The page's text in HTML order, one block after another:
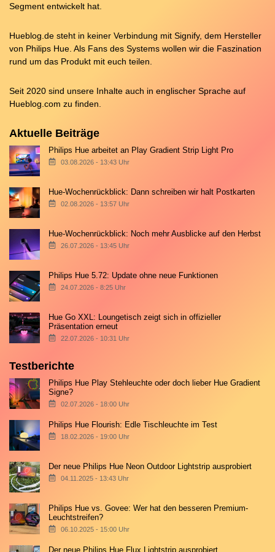
Segment entwickelt hat.
Hueblog.de steht in keiner Verbindung mit Signify, dem Hersteller
von Philips Hue. Als Fans des Systems wollen wir die Faszination
rund um das Produkt mit euch teilen.
Seit 2020 sind unsere Inhalte auch in englischer Sprache auf
Hueblog.com zu finden.
Aktuelle Beiträge
Philips Hue arbeitet an Play Gradient Strip Light Pro
03.08.2026 - 13:43 Uhr
Hue-Wochenrückblick: Dann schreiben wir halt Postkarten
02.08.2026 - 13:57 Uhr
Hue-Wochenrückblick: Noch mehr Ausblicke auf den Herbst
26.07.2026 - 13:45 Uhr
Philips Hue 5.72: Update ohne neue Funktionen
24.07.2026 - 8:25 Uhr
Hue Go XXL: Loungetisch zeigt sich in offizieller
Präsentation erneut
22.07.2026 - 10:31 Uhr
Testberichte
Philips Hue Play Stehleuchte oder doch lieber Hue Gradient
Signe?
02.07.2026 - 18:00 Uhr
Philips Hue Flourish: Edle Tischleuchte im Test
18.02.2026 - 19:00 Uhr
Der neue Philips Hue Neon Outdoor Lightstrip ausprobiert
04.11.2025 - 13:43 Uhr
Philips Hue vs. Govee: Wer hat den besseren Premium-
Leuchtstreifen?
06.10.2025 - 15:00 Uhr
Der neue Philips Hue Flux Lightstrip ausprobiert